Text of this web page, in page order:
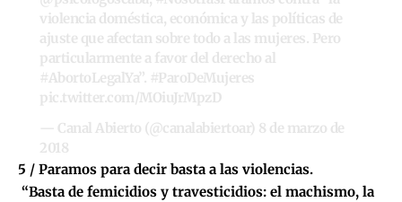
violencia doméstica, económica y las políticas de
ajuste que afectan sobre todo a las mujeres. Pero
particularmente a favor del derecho al
#AbortoLegalYa”. #ParoDeMujeres
pic.twitter.com/MOiuJrMpzD
— Canal Abierto (@canalabiertoar) 8 de marzo de
2018
5 / Paramos para decir basta a las violencias.
“Basta de femicidios y travesticidios: el machismo, la